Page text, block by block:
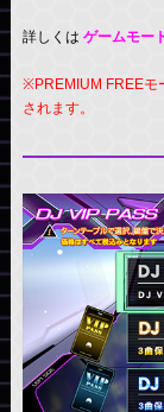
詳しくは ゲームモー
※PREMIUM FREEモ
されます。